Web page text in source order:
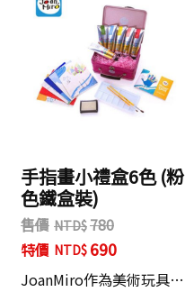
手指畫小禮盒6色 (粉
色鐵盒裝)
售價
780
特價
690
JoanMiro作為美術玩具…